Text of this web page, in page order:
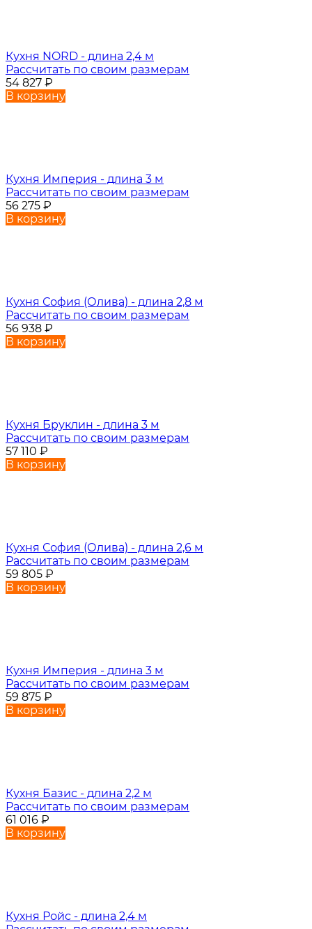
Кухня NORD - длина 2,4 м
Рассчитать по своим размерам
54 827 ₽
В корзину
Кухня Империя - длина 3 м
Рассчитать по своим размерам
56 275 ₽
В корзину
Кухня София (Олива) - длина 2,8 м
Рассчитать по своим размерам
56 938 ₽
В корзину
Кухня Бруклин - длина 3 м
Рассчитать по своим размерам
57 110 ₽
В корзину
Кухня София (Олива) - длина 2,6 м
Рассчитать по своим размерам
59 805 ₽
В корзину
Кухня Империя - длина 3 м
Рассчитать по своим размерам
59 875 ₽
В корзину
Кухня Базис - длина 2,2 м
Рассчитать по своим размерам
61 016 ₽
В корзину
Кухня Ройс - длина 2,4 м